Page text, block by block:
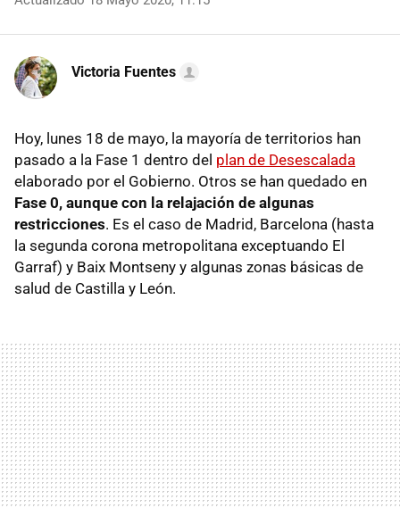
Victoria Fuentes
Hoy, lunes 18 de mayo, la mayoría de territorios han
pasado a la Fase 1 dentro del plan de Desescalada
elaborado por el Gobierno. Otros se han quedado en
Fase 0, aunque con la relajación de algunas
restricciones. Es el caso de Madrid, Barcelona (hasta
la segunda corona metropolitana exceptuando El
Garraf) y Baix Montseny y algunas zonas básicas de
salud de Castilla y León.